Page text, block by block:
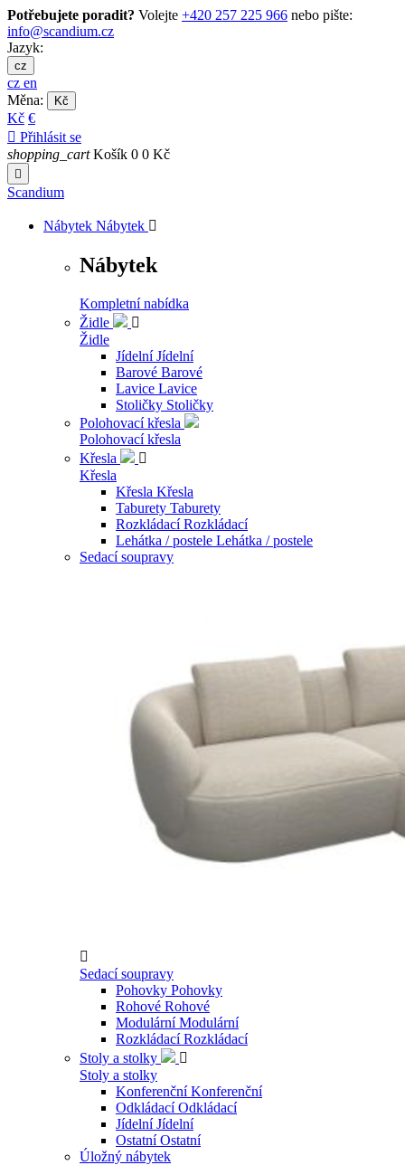
Potřebujete poradit? Volejte +420 257 225 966 nebo pište:
info@scandium.cz
Jazyk:
cz
cz en
Měna:
Kč
Kč €
 Přihlásit se
shopping_cart Košík 0 0 Kč

Scandium
Nábytek Nábytek 
Nábytek
Kompletní nabídka
Židle

Židle
Jídelní Jídelní
Barové Barové
Lavice Lavice
Stoličky Stoličky
Polohovací křesla
Polohovací křesla
Křesla

Křesla
Křesla Křesla
Taburety Taburety
Rozkládací Rozkládací
Lehátka / postele Lehátka / postele
Sedací soupravy

Sedací soupravy
Pohovky Pohovky
Rohové Rohové
Modulární Modulární
Rozkládací Rozkládací
Stoly a stolky

Stoly a stolky
Konferenční Konferenční
Odkládací Odkládací
Jídelní Jídelní
Ostatní Ostatní
Úložný nábytek